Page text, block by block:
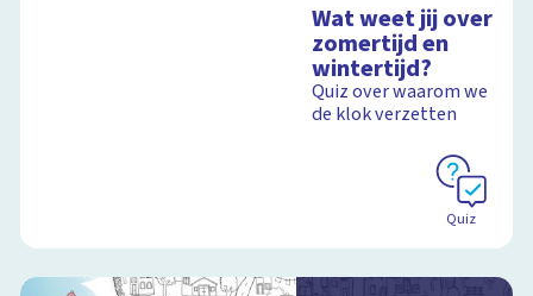
Wat weet jij over
zomertijd en
wintertijd?
Quiz over waarom we
de klok verzetten
Quiz